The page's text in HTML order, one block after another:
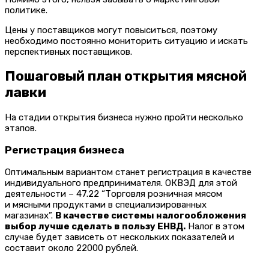
политике.
Цены у поставщиков могут повыситься, поэтому
необходимо постоянно мониторить ситуацию и искать
перспективных поставщиков.
Пошаговый план открытия мясной
лавки
На стадии открытия бизнеса нужно пройти несколько
этапов.
Регистрация бизнеса
Оптимальным вариантом станет регистрация в качестве
индивидуального предпринимателя. ОКВЭД для этой
деятельности – 47.22 “Торговля розничная мясом
и мясными продуктами в специализированных
магазинах”. В качестве системы налогообложения
выбор лучше сделать в пользу ЕНВД. Налог в этом
случае будет зависеть от нескольких показателей и
составит около 22000 рублей.